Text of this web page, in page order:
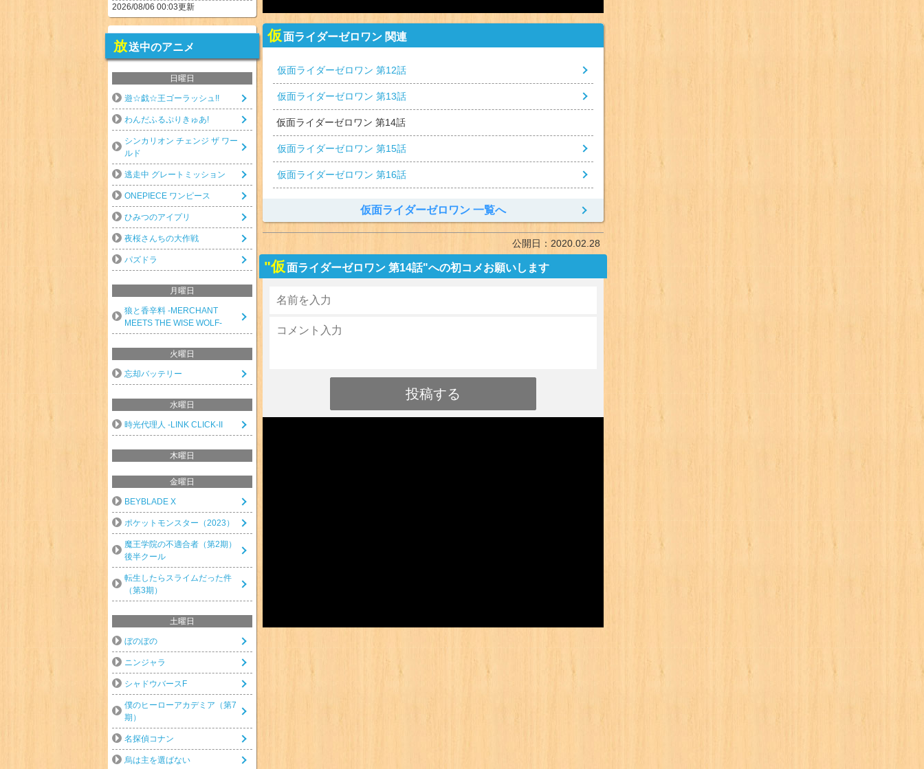
仮面ライダーゼロワン 関連
仮面ライダーゼロワン 第12話
仮面ライダーゼロワン 第13話
仮面ライダーゼロワン 第14話
仮面ライダーゼロワン 第15話
仮面ライダーゼロワン 第16話
仮面ライダーゼロワン 一覧へ
公開日： 2020.02.28
"仮面ライダーゼロワン 第14話"への初コメお願いします
2026/08/06 00:03更新
放送中のアニメ
日曜日
遊☆戯☆王ゴーラッシュ!!
わんだふるぷりきゅあ!
シンカリオン チェンジ ザ ワー
ルド
逃走中 グレートミッション
ONEPIECE ワンピース
ひみつのアイプリ
夜桜さんちの大作戦
パズドラ
月曜日
狼と香辛料 -MERCHANT
MEETS THE WISE WOLF-
火曜日
忘却バッテリー
水曜日
時光代理人 -LINK CLICK-II
木曜日
金曜日
BEYBLADE X
ポケットモンスター（2023）
魔王学院の不適合者（第2期）
後半クール
転生したらスライムだった件
（第3期）
土曜日
ぼのぼの
ニンジャラ
シャドウバースF
僕のヒーローアカデミア（第7
期）
名探偵コナン
烏は主を選ばない